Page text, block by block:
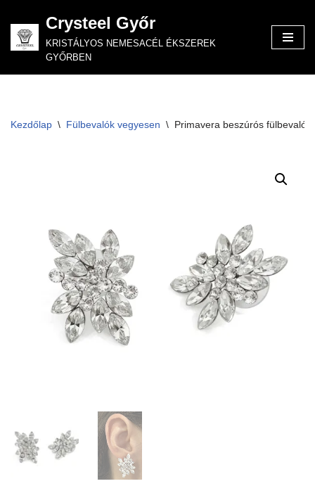
Skip
to
Crysteel Győr
KRISTÁLYOS NEMESACÉL ÉKSZEREK
GYŐRBEN
Kezdőlap \ Fülbevalók vegyesen \ Primavera beszúrós fülbevaló